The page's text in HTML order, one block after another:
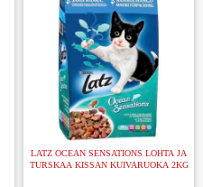
LATZ OCEAN SENSATIONS LOHTA JA
TURSKAA KISSAN KUIVARUOKA 2KG